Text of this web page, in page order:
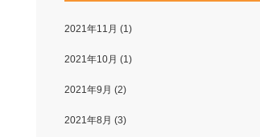
2021年11月 (1)
2021年10月 (1)
2021年9月 (2)
2021年8月 (3)